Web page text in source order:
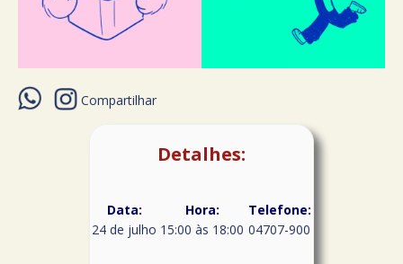
Compartilhar
Detalhes:
Data:
24 de julho
Hora:
15:00 às 18:00
Telefone:
04707-900